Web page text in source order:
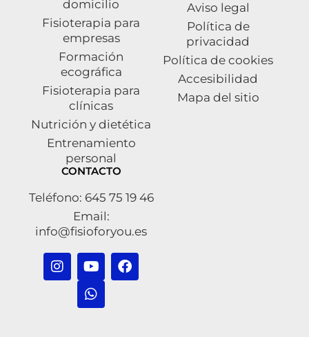
domicilio
Fisioterapia para
empresas
Formación
ecográfica
Fisioterapia para
clínicas
Nutrición y dietética
Entrenamiento
personal
Aviso legal
Política de
privacidad
Política de cookies
Accesibilidad
Mapa del sitio
CONTACTO
Teléfono: 645 75 19 46
Email:
info@fisioforyou.es